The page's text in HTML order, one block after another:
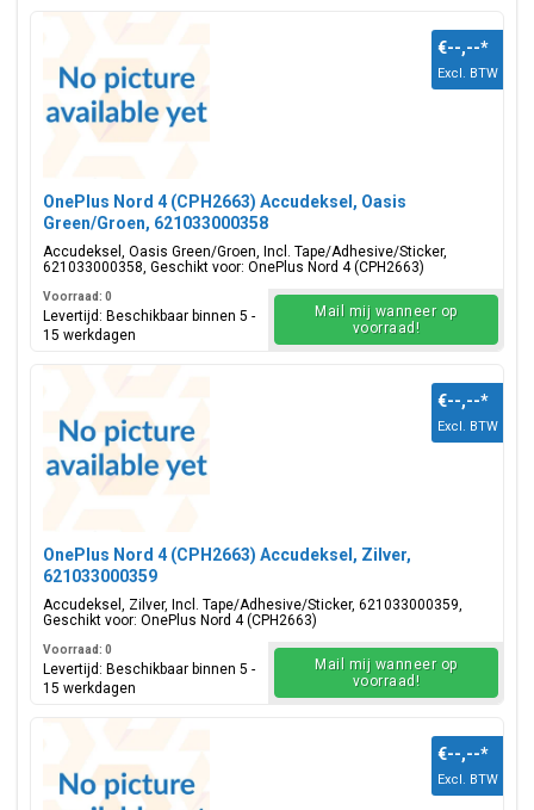
OnePlus Nord 4 (CPH2663) Accudeksel, Oasis
Green/Groen, 621033000358
Accudeksel, Oasis Green/Groen, Incl. Tape/Adhesive/Sticker,
621033000358, Geschikt voor: OnePlus Nord 4 (CPH2663)
€--,--*
Excl. BTW
Voorraad: 0
Levertijd: Beschikbaar binnen 5 -
15 werkdagen
Mail mij wanneer op
voorraad!
OnePlus Nord 4 (CPH2663) Accudeksel, Zilver,
621033000359
Accudeksel, Zilver, Incl. Tape/Adhesive/Sticker, 621033000359,
Geschikt voor: OnePlus Nord 4 (CPH2663)
€--,--*
Excl. BTW
Voorraad: 0
Levertijd: Beschikbaar binnen 5 -
15 werkdagen
Mail mij wanneer op
voorraad!
€--,--*
Excl. BTW